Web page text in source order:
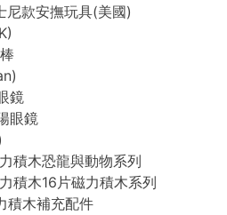
款安撫玩具(美國)
鏡
眼鏡
積木恐龍與動物系列
積木16片磁力積木系列
積木補充配件